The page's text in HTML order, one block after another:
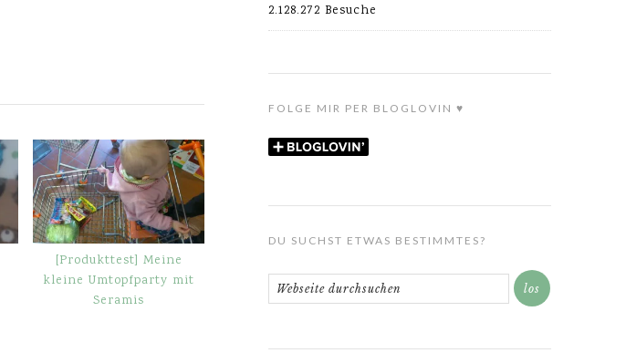
[Produkttest] Meine
kleine Umtopfparty mit
Seramis
2.128.272 Besuche
FOLGE MIR PER BLOGLOVIN ♥
DU SUCHST ETWAS BESTIMMTES?